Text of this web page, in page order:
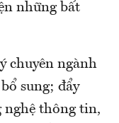
những bất
chuyên ngành
sung; đẩy
nghệ thông tin,